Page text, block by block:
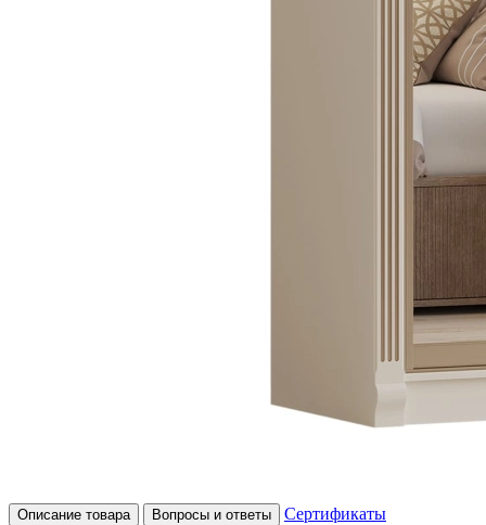
Описание товара Вопросы и ответы
Сертификаты